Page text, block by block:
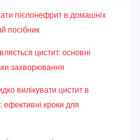
пієлонефрит в домашніх
посібник
цистит: основні
захворювання
вилікувати цистит в
кроки для